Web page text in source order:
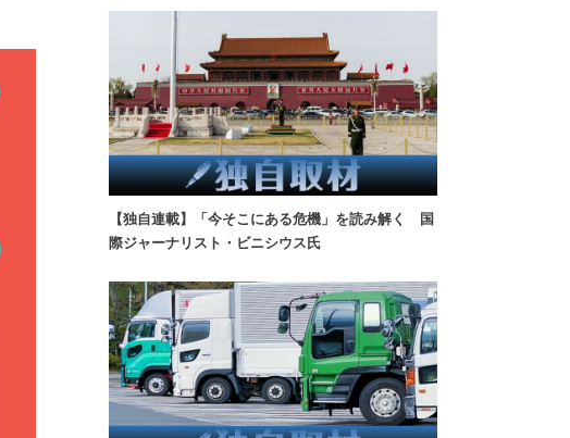
【独自連載】「今そこにある危機」を読み解く 国
際ジャーナリスト・ビニシウス氏